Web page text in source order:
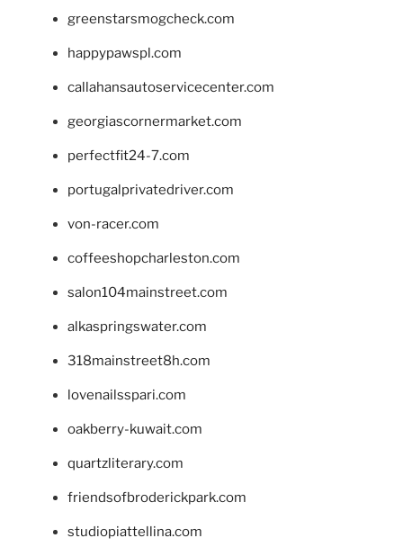
greenstarsmogcheck.com
happypawspl.com
callahansautoservicecenter.com
georgiascornermarket.com
perfectfit24-7.com
portugalprivatedriver.com
von-racer.com
coffeeshopcharleston.com
salon104mainstreet.com
alkaspringswater.com
318mainstreet8h.com
lovenailsspari.com
oakberry-kuwait.com
quartzliterary.com
friendsofbroderickpark.com
studiopiattellina.com